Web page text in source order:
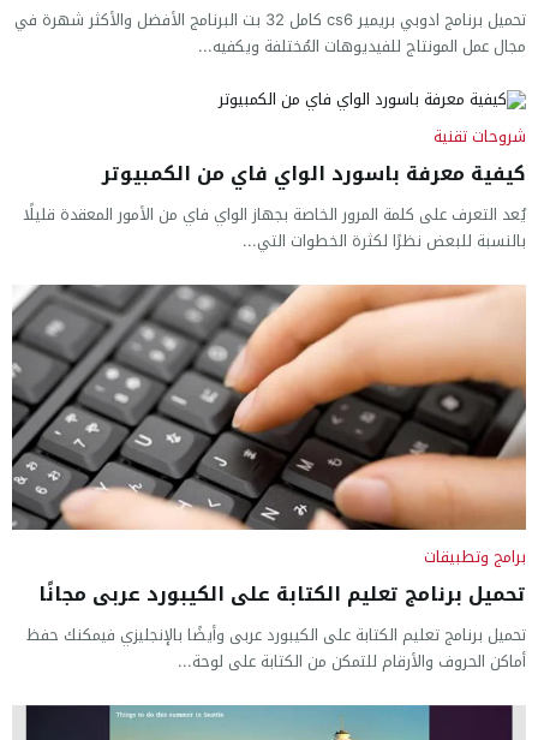
تحميل برنامج ادوبي بريمير cs6 كامل 32 بت البرنامج الأفضل والأكثر شهرة في
مجال عمل المونتاج للفيديوهات المُختلفة ويكفيه...
شروحات تقنية
كيفية معرفة باسورد الواي فاي من الكمبيوتر
يُعد التعرف على كلمة المرور الخاصة بجهاز الواي فاي من الأمور المعقدة قليلًا
بالنسبة للبعض نظرًا لكثرة الخطوات التي...
برامج وتطبيقات
تحميل برنامج تعليم الكتابة على الكيبورد عربى مجانًا
تحميل برنامج تعليم الكتابة على الكيبورد عربى وأيضًا بالإنجليزي فيمكنك حفظ
أماكن الحروف والأرقام للتمكن من الكتابة على لوحة...